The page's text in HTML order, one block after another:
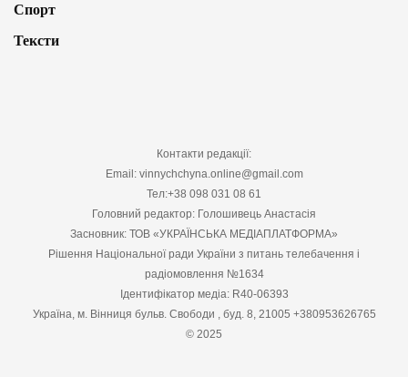
Спорт
Тексти
Контакти редакції:
Email: vinnychchyna.online@gmail.com
Тел:+38 098 031 08 61
Головний редактор: Голошивець Анастасія
Засновник: ТОВ «УКРАЇНСЬКА МЕДІАПЛАТФОРМА»
Рішення Національної ради України з питань телебачення і
радіомовлення №1634
Ідентифікатор медіа: R40-06393
Україна, м. Вінниця бульв. Свободи , буд. 8, 21005 +380953626765
© 2025